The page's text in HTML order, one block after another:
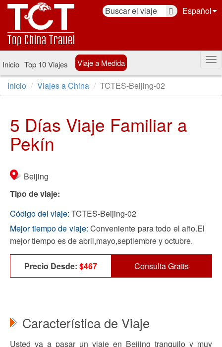
Español
Inicio Top 10 Viajes Viaje a Medida
Inicio Viajes a China TCTES-Beijing-02
5 Días Viaje Familiar a
Pekín
Beijing
Tipo de viaje:
Código del viaje: TCTES-Beijing-02
Mejor tiempo de viaje: Conveniente para todo el año.El
mejor tiempo es de abril,mayo,septiembre y octubre.
Precio Desde: $467 Consulta Gratis
Característica de Viaje
Usted va a pasar un viaje en Beijing tranquilo y muy